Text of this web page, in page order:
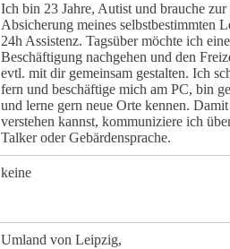
Ich bin 23 Jahre, Autist und brauche zur
Absicherung meines selbstbestimmten
24h Assistenz. Tagsüber möchte ich
Beschäftigung nachgehen und den
evtl. mit dir gemeinsam gestalten. Ich
fern und beschäftige mich am PC, bin
und lerne gern neue Orte kennen.
verstehen kannst, kommuniziere ich
Talker oder Gebärdensprache.
keine
Umland von Leipzig,